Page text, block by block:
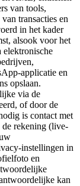
van tools,
transacties en
in het kader
alsook voor het
elektronische
applicatie en
opslaan.
via de
of door de
is contact met
de rekening (live-
instellingen in
en
kan